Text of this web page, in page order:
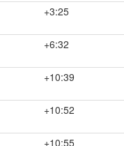
+3:25
+6:32
+10:39
+10:52
+10:55